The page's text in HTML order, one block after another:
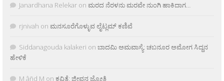
Janardhana Relekar on ಮರದ ನೆರಳನು ಮರವೇ ನುಂಗಿ ಹಾಕಿದಾಗ…
rjnivah on ಮನಸೂರೆಗೊಳ್ಳುವ ಲೈಟ್ಲಮ್ ಕಣಿವೆ
Siddanagouda kalakeri on ಬಾದಮಿ ಅಮವಾಸ್ಯೆ: ಚಬನೂರ ಅಮೋಗ ಸಿದ್ದನ
ಹೇಳಿಕೆ
M âñd M on ಕವಿತೆ: ಜೀವನ ಜ್ಯೋತಿ